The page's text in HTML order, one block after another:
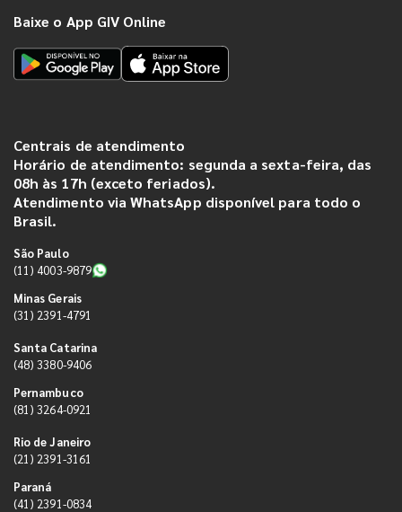
Baixe o App GIV Online
Centrais de atendimento
Horário de atendimento: segunda a sexta-feira, das
08h às 17h (exceto feriados).
Atendimento via WhatsApp disponível para todo o
Brasil.
São Paulo
(11) 4003-9879
Minas Gerais
(31) 2391-4791
Santa Catarina
(48) 3380-9406
Pernambuco
(81) 3264-0921
Rio de Janeiro
(21) 2391-3161
Paraná
(41) 2391-0834